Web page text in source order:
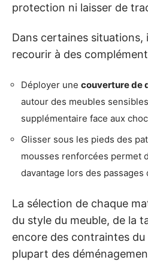
protection ni laisser de
Dans certaines situations,
recourir à des
Déployer une couverture de
autour des meubles
supplémentaire face aux
Glisser sous les pieds des
mousses renforcées permet
davantage lors des passages
La sélection de chaque
du style du meuble, de la
encore des contraintes
plupart des